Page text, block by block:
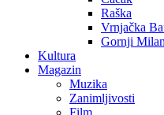
Raška
Vrnjačka
Gornji
Kultura
Magazin
Muzika
Zanimljivosti
Film